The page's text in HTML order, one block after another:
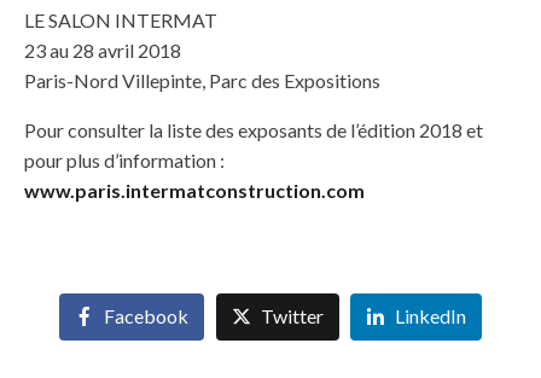
LE SALON INTERMAT
23 au 28 avril 2018
Paris-Nord Villepinte, Parc des Expositions
Pour consulter la liste des exposants de l’édition 2018 et
pour plus d’information :
www.paris.intermatconstruction.com
Facebook Twitter LinkedIn